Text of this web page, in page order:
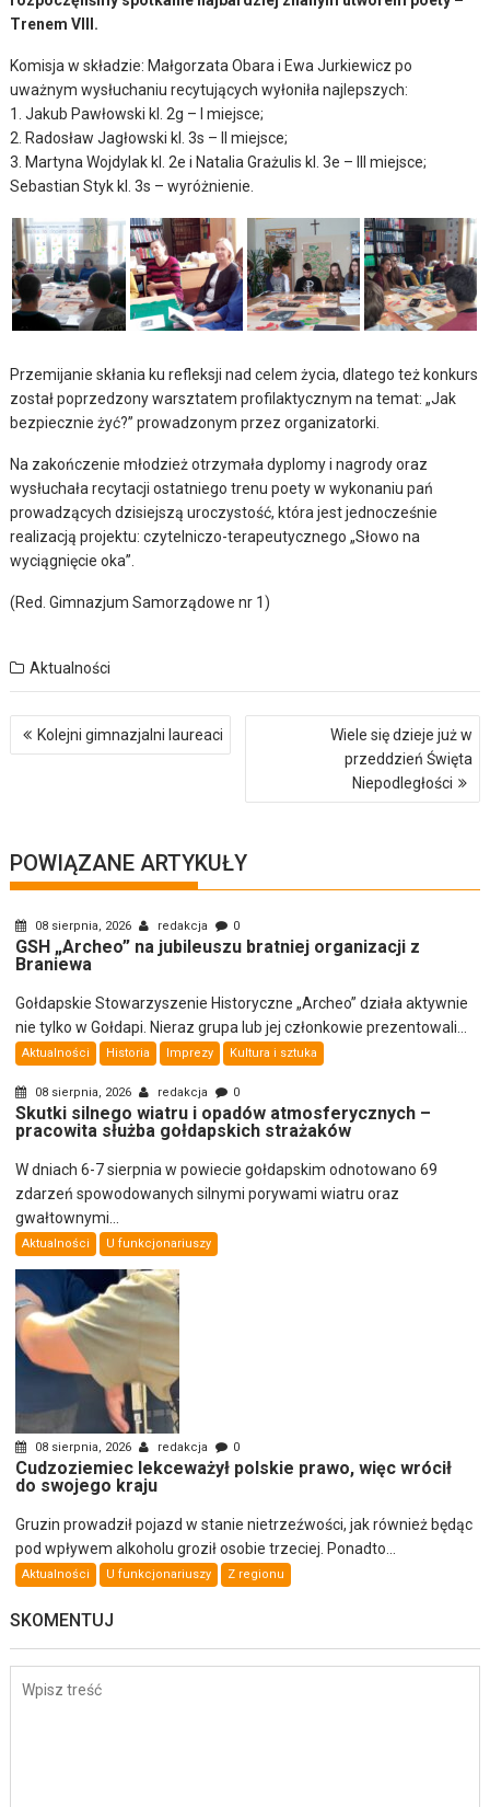
Trenem VIII.
Komisja w składzie: Małgorzata Obara i Ewa Jurkiewicz po
uważnym wysłuchaniu recytujących wyłoniła najlepszych:
1. Jakub Pawłowski kl. 2g – I miejsce;
2. Radosław Jagłowski kl. 3s – II miejsce;
3. Martyna Wojdylak kl. 2e i Natalia Grażulis kl. 3e – III miejsce;
Sebastian Styk kl. 3s – wyróżnienie.
Przemijanie skłania ku refleksji nad celem życia, dlatego też konkurs
został poprzedzony warsztatem profilaktycznym na temat: „Jak
bezpiecznie żyć?” prowadzonym przez organizatorki.
Na zakończenie młodzież otrzymała dyplomy i nagrody oraz
wysłuchała recytacji ostatniego trenu poety w wykonaniu pań
prowadzących dzisiejszą uroczystość, która jest jednocześnie
realizacją projektu: czytelniczo-terapeutycznego „Słowo na
wyciągnięcie oka”.
(Red. Gimnazjum Samorządowe nr 1)
Aktualności
Nawigacja
wpisuKolejni gimnazjalni laureaci
Wiele się dzieje już w
przeddzień Święta
Niepodległości
POWIĄZANE ARTYKUŁY
08 sierpnia, 2026 redakcja 0
GSH „Archeo” na jubileuszu bratniej organizacji z
Braniewa
Gołdapskie Stowarzyszenie Historyczne „Archeo” działa aktywnie
nie tylko w Gołdapi. Nieraz grupa lub jej członkowie prezentowali...
Aktualności Historia Imprezy Kultura i sztuka
08 sierpnia, 2026 redakcja 0
Skutki silnego wiatru i opadów atmosferycznych –
pracowita służba gołdapskich strażaków
W dniach 6-7 sierpnia w powiecie gołdapskim odnotowano 69
zdarzeń spowodowanych silnymi porywami wiatru oraz
gwałtownymi...
Aktualności U funkcjonariuszy
08 sierpnia, 2026 redakcja 0
Cudzoziemiec lekceważył polskie prawo, więc wrócił
do swojego kraju
Gruzin prowadził pojazd w stanie nietrzeźwości, jak również będąc
pod wpływem alkoholu groził osobie trzeciej. Ponadto...
Aktualności U funkcjonariuszy Z regionu
SKOMENTUJ